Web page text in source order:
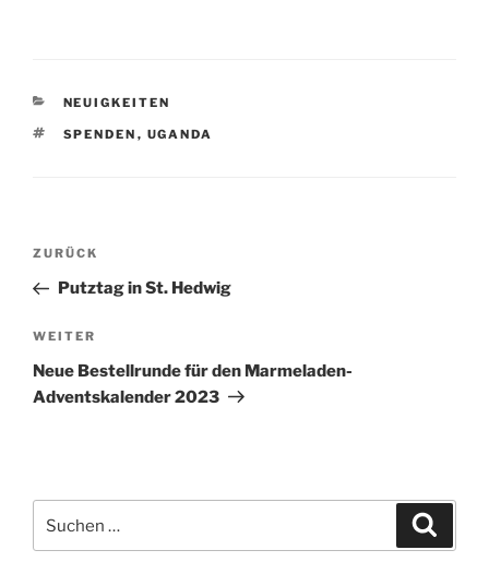
KATEGORIEN
NEUIGKEITEN
SCHLAGWÖRTER
SPENDEN , UGANDA
Beitragsnavigation
Vorheriger
Beitrag
ZURÜCK
Putztag in St. Hedwig
Nächster
Beitrag
WEITER
Neue Bestellrunde für den Marmeladen-
Adventskalender 2023
nach: